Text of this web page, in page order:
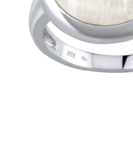
Doprava a platba Vrátenie, výmena,
Obchodné podmienky
Ochrana